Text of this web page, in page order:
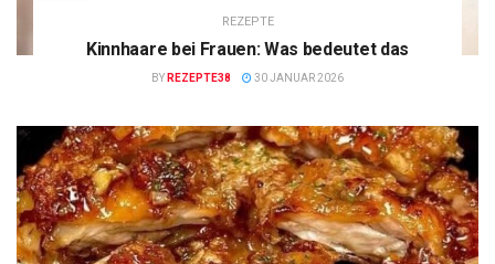
REZEPTE
Kinnhaare bei Frauen: Was bedeutet das
BY REZEPTE38 30 JANUAR 2026